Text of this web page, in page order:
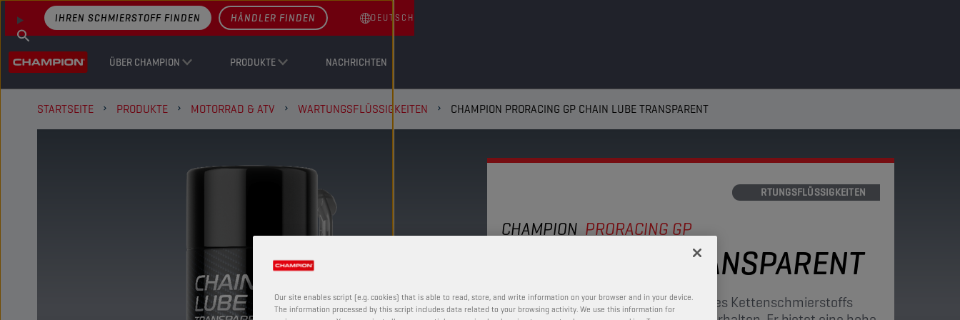
ÜBER CHAMPION PRODUKTE NACHRICHTEN
IHREN SCHMIERSTOFF FINDEN HÄNDLER FINDEN DEUTSCH
STARTSEITE PRODUKTE MOTORRAD & ATV WARTUNGSFLÜSSIGKEITEN CHAMPION PRORACING GP CHAIN LUBE TRANSPARENT
WARTUNGSFLÜSSIGKEITEN
CHAMPION PRORACING GP
CHAIN LUBE TRANSPARENT
Die schützenden Eigenschaften dieses Kettenschmierstoffs
Our site enables script (e.g. cookies) that is able to read, store, and write information on your browser and in your device.
The information processed by this script includes data related to your browsing activity. We use this information for